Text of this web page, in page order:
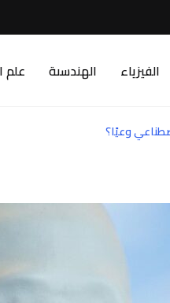
الفيزياء الهندسىة علم
وعيًا؟